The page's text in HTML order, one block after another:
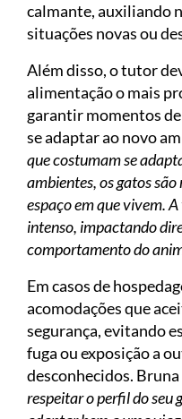
calmante, auxiliando
situações novas ou
Além disso, o tutor
alimentação o mais
garantir momentos
se adaptar ao novo
que costumam se
ambientes, os gatos
espaço em que vivem.
intenso, impactando
comportamento do
Em casos de
acomodações que
segurança, evitando
fuga ou exposição a
desconhecidos.
respeitar o perfil do seu